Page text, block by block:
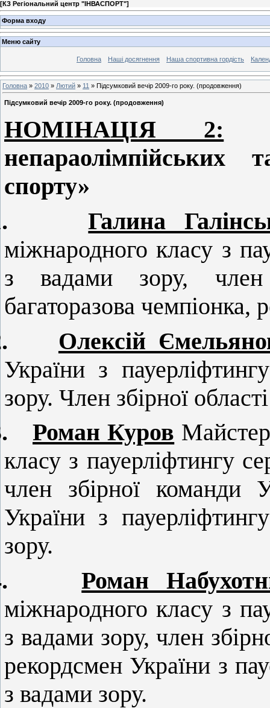
[КЗ Регіональний центр "ІНВАСПОРТ"]
Форма входу
Меню сайту
Головна Наші досягнення Наша спортивна гордість
Головна » 2010 » Лютий » 11 » Підсумковий вечір 2009-го року. (продовження)
Підсумковий вечір 2009-го року. (продовження)
НОМІНАЦІЯ 2:
непараолімпійських
спорту»
Галина
міжнародного класу з
з вадами зору, член
багаторазова чемпіонка,
Олексій
України з
зору. Член збірної
Роман Куров
класу з пауерліфтингу
член збірної команди
України з
зору.
Роман
міжнародного класу з
з вадами зору, член
рекордсмен України з
з вадами зору.